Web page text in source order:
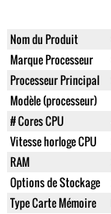
Nom du Produit
Marque Processeur
Processeur Principal
Modèle (processeur)
# Cores CPU
Vitesse horloge CPU
RAM
Options de Stockage
Type Carte Mémoire